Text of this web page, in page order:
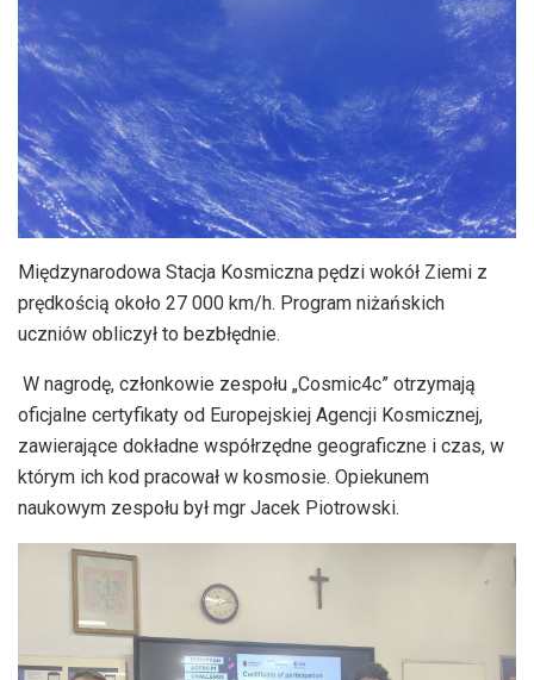
Międzynarodowa Stacja Kosmiczna pędzi wokół Ziemi z
prędkością około 27 000 km/h. Program niżańskich
uczniów obliczył to bezbłędnie.
W nagrodę, członkowie zespołu „Cosmic4c” otrzymają
oficjalne certyfikaty od Europejskiej Agencji Kosmicznej,
zawierające dokładne współrzędne geograficzne i czas, w
którym ich kod pracował w kosmosie. Opiekunem
naukowym zespołu był mgr Jacek Piotrowski.